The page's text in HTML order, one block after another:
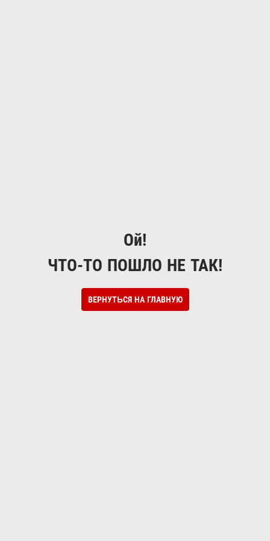
Ой!
ЧТО-ТО ПОШЛО НЕ ТАК!
ВЕРНУТЬСЯ НА ГЛАВНУЮ